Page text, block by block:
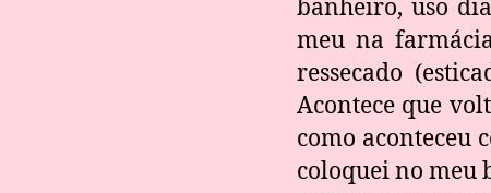
banheiro, uso
meu na
ressecado
Acontece que
como aconteceu
coloquei no meu